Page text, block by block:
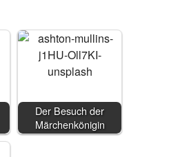
Der Besuch der
Märchenkönigin